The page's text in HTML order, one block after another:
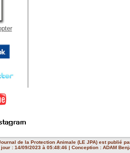
de la Protection Animale (LE JPA) est publié
: 14/09/2023 à 05:48:46 | Conception : ADAM